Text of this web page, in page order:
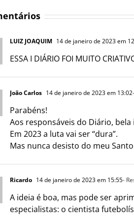
LUIZ JOAQUIM 14 de janeiro de 2023 em
ESSA I DIÁRIO FOI MUITO
João Carlos 14 de janeiro de 2023 em 13:02
Parabéns!
Aos responsáveis do Diário, bela
Em 2023 a luta vai ser “dura”.
Mas nunca desisto do meu
Ricardo 14 de janeiro de 2023 em 15:55-
A ideia é boa, mas pode ser
especialistas: o cientista